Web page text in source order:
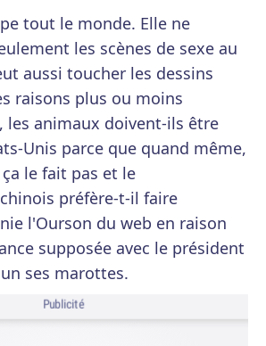
tout le monde. Elle ne
les scènes de sexe au
aussi toucher les dessins
raisons plus ou moins
les animaux doivent-ils être
Unis parce que quand même,
le fait pas et le
préfère-t-il faire
l'Ourson du web en raison
supposée avec le président
ses marottes.
Publicité